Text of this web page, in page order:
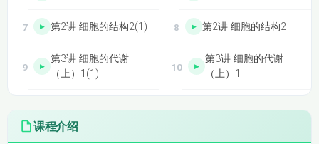
第2讲 细胞的结构2(1) 第2讲 细胞的结构2
第3讲 细胞的代谢
（上）1(1)
第3讲 细胞的代谢
（上）1
（上）2(1)
课程介绍